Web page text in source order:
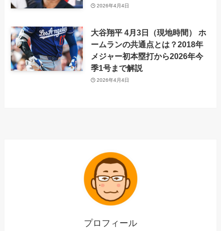
2026年4月4日
大谷翔平 4月3日（現地時間） ホ
ームランの共通点とは？2018年
メジャー初本塁打から2026年今
季1号まで解説
2026年4月4日
プロフィール